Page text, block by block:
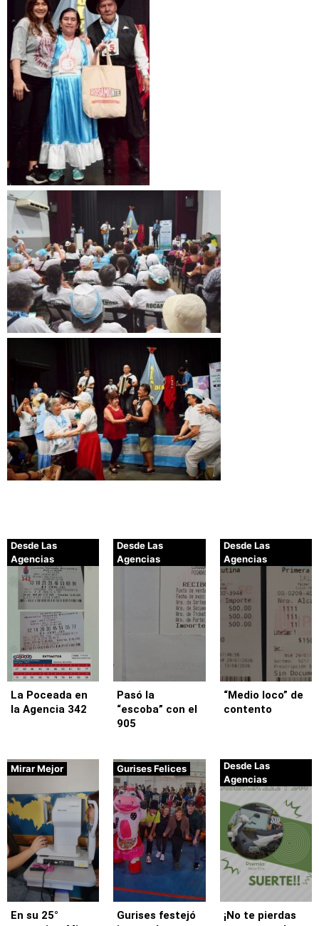
Desde Las
Agencias
La Poceada en
la Agencia 342
Desde Las
Agencias
Pasó la
“escoba” con el
905
Desde Las
Agencias
“Medio loco” de
contento
Mirar Mejor
En su 25°
Gurises Felices
Gurises festejó
Desde Las
Agencias
¡No te pierdas